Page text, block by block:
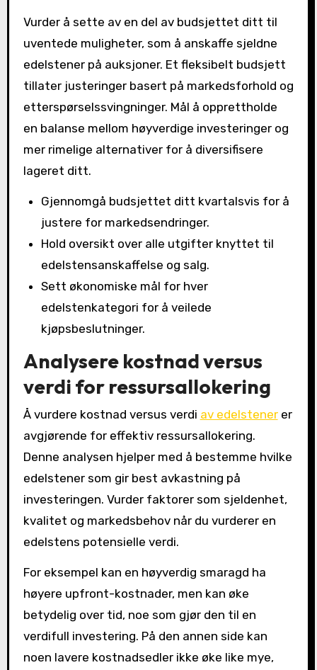
Vurder å sette av en del av budsjettet ditt til
uventede muligheter, som å anskaffe sjeldne
edelstener på auksjoner. Et fleksibelt budsjett
tillater justeringer basert på markedsforhold og
etterspørselssvingninger. Mål å opprettholde
en balanse mellom høyverdige investeringer og
mer rimelige alternativer for å diversifisere
lageret ditt.
Gjennomgå budsjettet ditt kvartalsvis for å
justere for markedsendringer.
Hold oversikt over alle utgifter knyttet til
edelstensanskaffelse og salg.
Sett økonomiske mål for hver
edelstenkategori for å veilede
kjøpsbeslutninger.
Analysere kostnad versus
verdi for ressursallokering
Å vurdere kostnad versus verdi av edelstenerer
avgjørende for effektiv ressursallokering.
Denne analysen hjelper med å bestemme hvilke
edelstener som gir best avkastning på
investeringen. Vurder faktorer som sjeldenhet,
kvalitet og markedsbehov når du vurderer en
edelstens potensielle verdi.
For eksempel kan en høyverdig smaragd ha
høyere upfront-kostnader, men kan øke
betydelig over tid, noe som gjør den til en
verdifull investering. På den annen side kan
noen lavere kostnadsedler ikke øke like mye,